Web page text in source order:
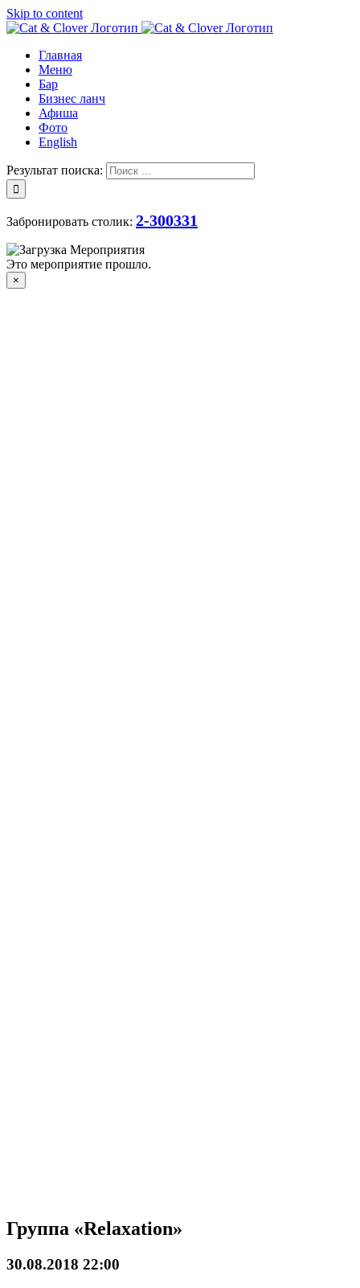
Skip to content
Главная
Меню
Бар
Бизнес ланч
Афиша
Фото
English
Результат поиска:
Забронировать столик: 2-300331
Это мероприятие прошло.
×
Группа «Relaxation»
30.08.2018 22:00